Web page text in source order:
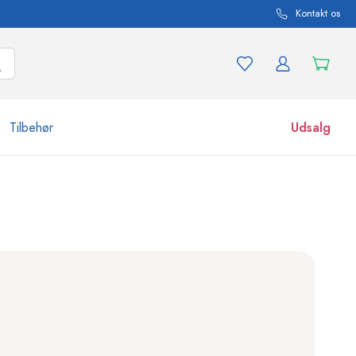
Kontakt os
Tilbehør Udsalg